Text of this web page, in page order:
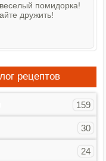
помидорка!
дружить!
рецептов
159
30
24